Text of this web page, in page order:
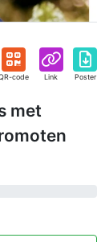
code Link Poster
met